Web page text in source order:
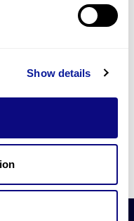
Show details
개발과 도입에 힘쓰고 있습니
빌리언의 기술에 대해 알아보